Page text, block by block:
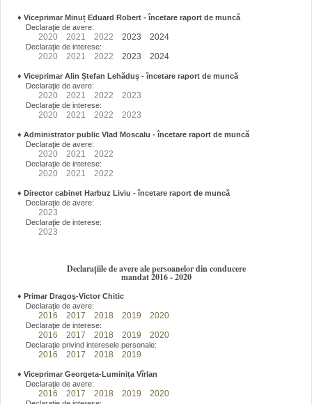
♦ Viceprimar Minuț Eduard Robert - încetare raport de muncă
Declaraţie de avere:
2020 2021 2022 2023 2024
Declaraţie de interese:
2020 2021 2022 2023 2024
♦ Viceprimar Alin Ștefan Lehăduș - încetare raport de muncă
Declaraţie de avere:
2020 2021 2022 2023
Declaraţie de interese:
2020 2021 2022 2023
♦ Administrator public Vlad Moscalu - încetare raport de muncă
Declaraţie de avere:
2020 2021 2022
Declaraţie de interese:
2020 2021 2022
♦ Director cabinet Harbuz Liviu - încetare raport de muncă
Declaraţie de avere:
2023
Declaraţie de interese:
2023
Declarațiile de avere ale persoanelor din conducere
mandat 2016 - 2020
♦ Primar Dragoş-Victor Chitic
Declaraţie de avere:
2016 2017 2018 2019 2020
Declaraţie de interese:
2016 2017 2018 2019 2020
Declaraţie privind interesele personale:
2016 2017 2018 2019
♦ Viceprimar Georgeta-Luminița Vîrlan
Declaraţie de avere:
2016 2017 2018 2019 2020